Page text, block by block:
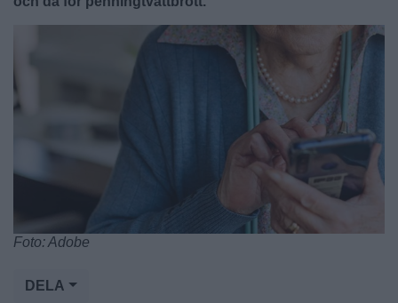
Foto: Adobe
DELA